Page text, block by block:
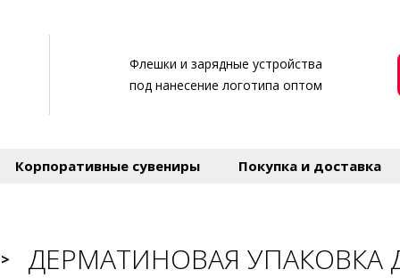
Флешки и зарядные устройства
под нанесение логотипа оптом
Корпоративные сувениры Покупка и доставка
ДЕРМАТИНОВАЯ